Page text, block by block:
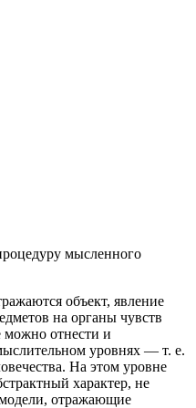
мысленного
объект, явление
на органы чувств
отнести и
уровнях — т. е.
На этом уровне
характер, не
модели, отражающие